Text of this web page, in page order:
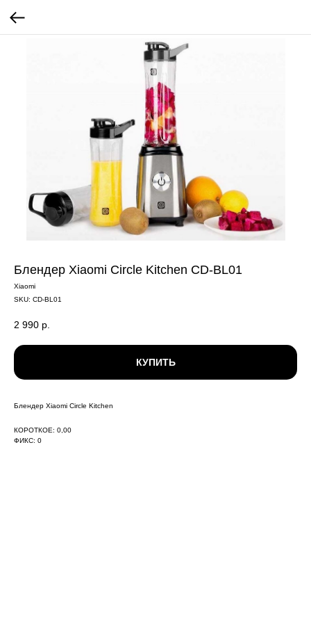
Блендер Xiaomi Circle Kitchen CD-BL01
Xiaomi
SKU: CD-BL01
2 990 р.
КУПИТЬ
Блендер Xiaomi Circle Kitchen
КОРОТКОЕ: 0,00
ФИКС: 0